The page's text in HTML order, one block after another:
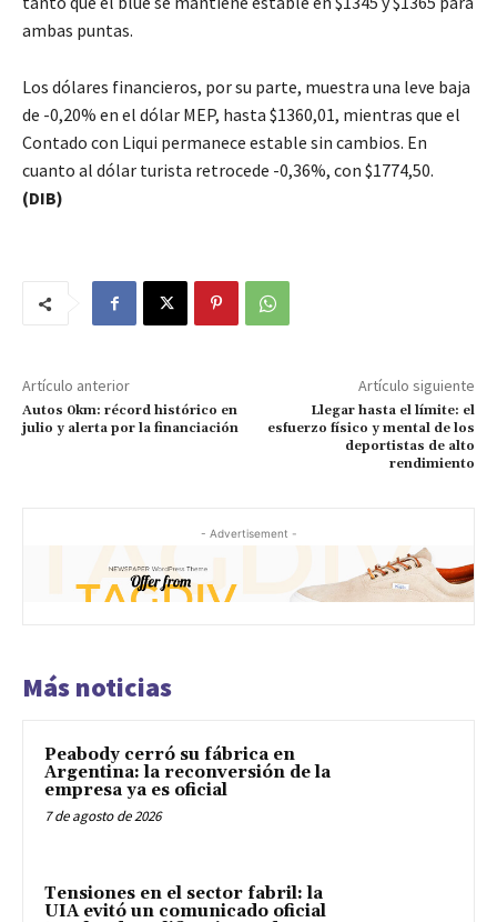
ambas puntas.
Los dólares financieros, por su parte, muestra una leve baja
de -0,20% en el dólar MEP, hasta $1360,01, mientras que el
Contado con Liqui permanece estable sin cambios. En
cuanto al dólar turista retrocede -0,36%, con $1774,50.
(DIB)
Artículo anterior
Autos 0km: récord histórico en
julio y alerta por la financiación
Artículo siguiente
Llegar hasta el límite: el
esfuerzo físico y mental de los
deportistas de alto
rendimiento
- Advertisement -
Más noticias
Peabody cerró su fábrica en
Argentina: la reconversión de la
empresa ya es oficial
7 de agosto de 2026
Tensiones en el sector fabril: la
UIA evitó un comunicado oficial